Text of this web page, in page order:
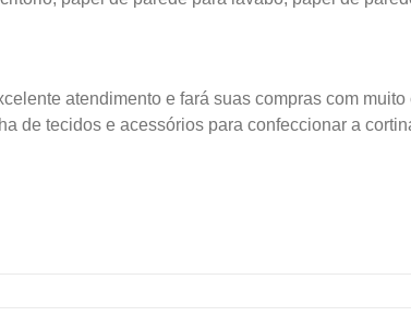
atendimento e fará suas compras com muito
de tecidos e acessórios para confeccionar a